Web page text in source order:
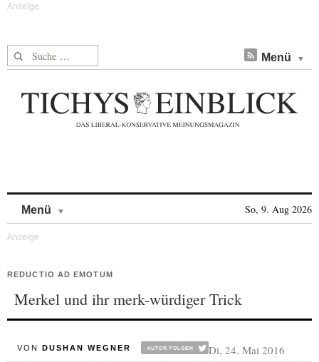
Suche nach: Menü
Menü So, 9. Aug 2026
REDUCTIO AD EMOTUM
Merkel und ihr merk-würdiger Trick
VON DUSHAN WEGNER Di, 24. Mai 2016